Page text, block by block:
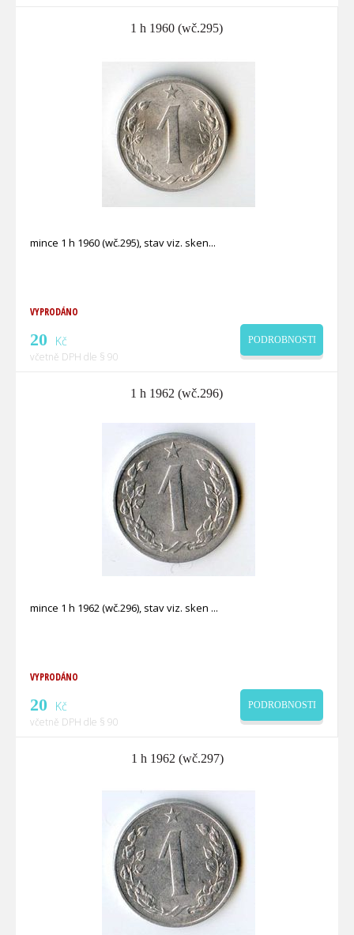
1 h 1960 (wč.295)
mince 1 h 1960 (wč.295), stav viz. sken
VYPRODÁNO
20 Kč
včetně DPH dle § 90
PODROBNOSTI
1 h 1962 (wč.296)
mince 1 h 1962 (wč.296), stav viz. sken
VYPRODÁNO
20 Kč
včetně DPH dle § 90
PODROBNOSTI
1 h 1962 (wč.297)